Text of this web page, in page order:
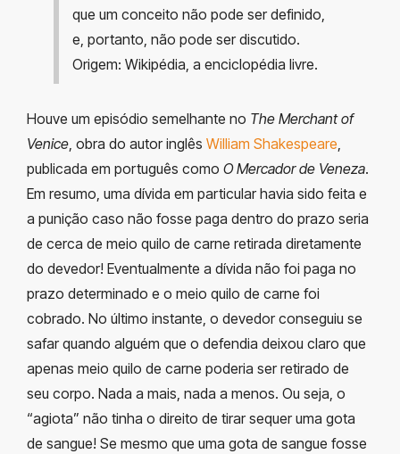
que um conceito não pode ser definido,
e, portanto, não pode ser discutido.
Origem: Wikipédia, a enciclopédia livre.
Houve um episódio semelhante no The Merchant of
Venice, obra do autor inglês William Shakespeare,
publicada em português como O Mercador de Veneza.
Em resumo, uma dívida em particular havia sido feita e
a punição caso não fosse paga dentro do prazo seria
de cerca de meio quilo de carne retirada diretamente
do devedor! Eventualmente a dívida não foi paga no
prazo determinado e o meio quilo de carne foi
cobrado. No último instante, o devedor conseguiu se
safar quando alguém que o defendia deixou claro que
apenas meio quilo de carne poderia ser retirado de
seu corpo. Nada a mais, nada a menos. Ou seja, o
“agiota” não tinha o direito de tirar sequer uma gota
de sangue! Se mesmo que uma gota de sangue fosse